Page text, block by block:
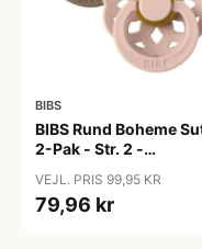
BIBS
BIBS Rund Boheme
2-Pak - Str. 2 -
Oak/Blush
VEJL. PRIS 99,95 KR
79,96 kr